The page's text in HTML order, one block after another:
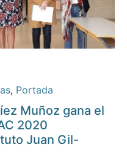
, Portada
Muñoz gana el
2020
Juan Gil-